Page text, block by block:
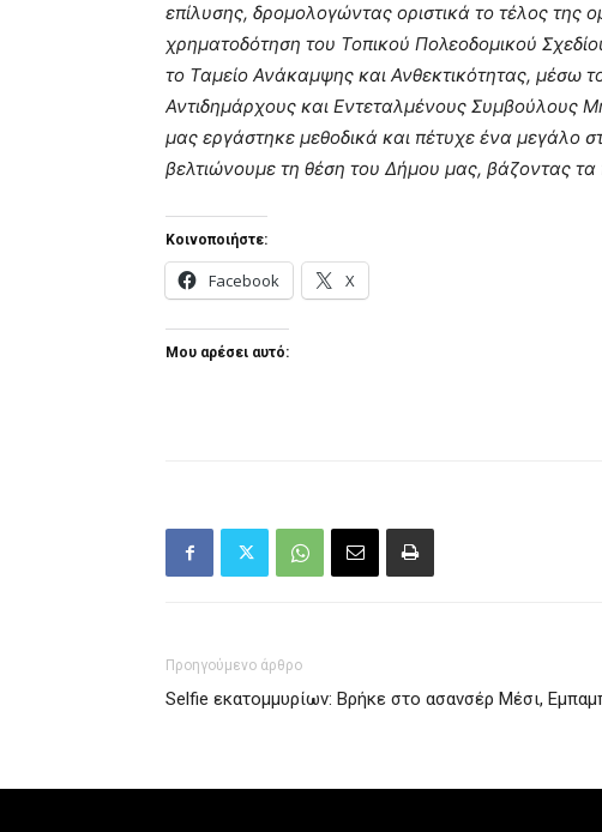
επίλυσης, δρομολογώντας οριστικά το τέλος της
χρηματοδότηση του Τοπικού Πολεοδομικού
το Ταμείο Ανάκαμψης και Ανθεκτικότητας, μέσω
Αντιδημάρχους και Εντεταλμένους Συμβούλους
μας εργάστηκε μεθοδικά και πέτυχε ένα μεγάλο
βελτιώνουμε τη θέση του Δήμου μας, βάζοντας
Κοινοποιήστε:
Facebook X
Μου αρέσει αυτό:
Προηγούμενο άρθρο
Selfie εκατομμυρίων: Βρήκε στο ασανσέρ Μέσι,